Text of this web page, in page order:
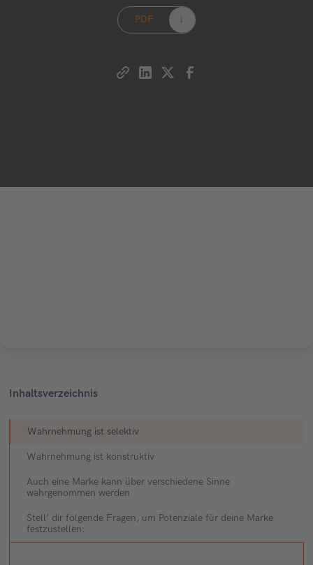
PDF →
Inhaltsverzeichnis
Wahrnehmung ist selektiv
Wahrnehmung ist konstruktiv
Auch eine Marke kann über verschiedene Sinne
wahrgenommen werden
Stell’ dir folgende Fragen, um Potenziale für deine Marke
festzustellen: